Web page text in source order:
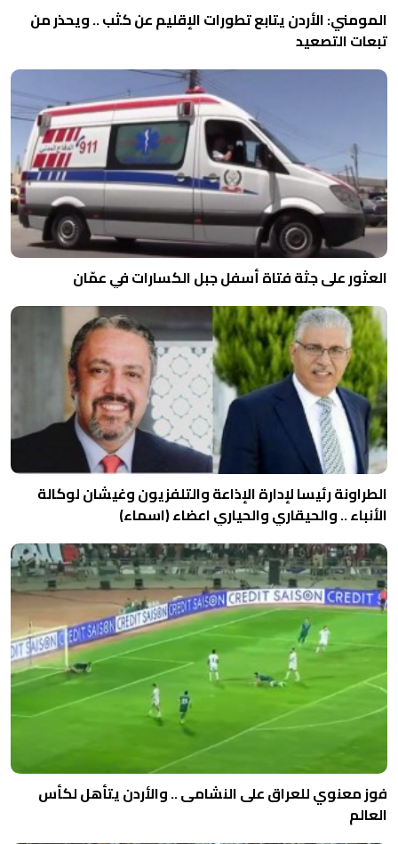
المومني: الأردن يتابع تطورات الإقليم عن كثب .. ويحذر من
تبعات التصعيد
العثور على جثة فتاة أسفل جبل الكسارات في عمّان
الطراونة رئيسا لإدارة الإذاعة والتلفزيون وغيشان لوكالة
الأنباء .. والحيقاري والحياري اعضاء (اسماء)
فوز معنوي للعراق على النشامى .. والأردن يتأهل لكأس
العالم